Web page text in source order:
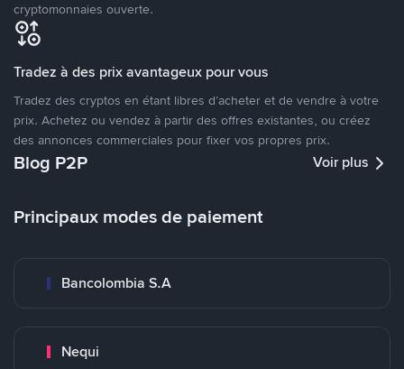
cryptomonnaies ouverte.
Tradez à des prix avantageux pour vous
Tradez des cryptos en étant libres d’acheter et de vendre à votre
prix. Achetez ou vendez à partir des offres existantes, ou créez
des annonces commerciales pour fixer vos propres prix.
Blog P2P Voir plus
Principaux modes de paiement
Bancolombia S.A
Nequi